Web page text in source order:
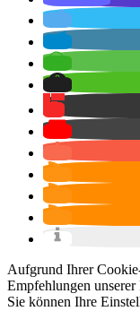
Aufgrund Ihrer
Empfehlungen unserer
Sie können Ihre